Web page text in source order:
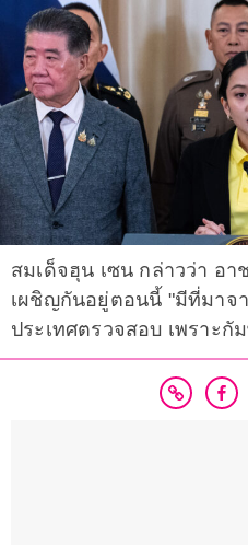
สมเด็จฮุน เซน กล่าวว่า อ
เผชิญกันอยู่ตอนนี้ "มีที่มาจ
ประเทศตรวจสอบ เพราะกั